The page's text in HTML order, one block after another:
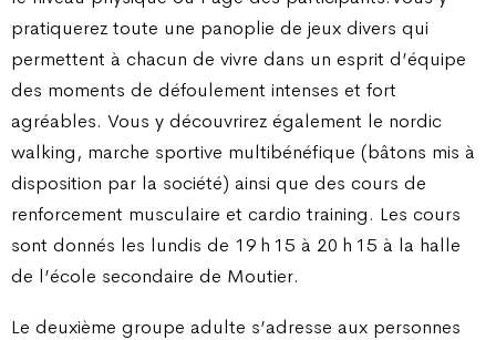
pratiquerez toute une panoplie de jeux divers qui
permettent à chacun de vivre dans un esprit d’équipe
des moments de défoulement intenses et fort
agréables. Vous y découvrirez également le nordic
walking, marche sportive multibénéfique (bâtons mis à
disposition par la société) ainsi que des cours de
renforcement musculaire et cardio training. Les cours
sont donnés les lundis de 19 h 15 à 20 h 15 à la halle
de l’école secondaire de Moutier.
Le deuxième groupe adulte s’adresse aux personnes